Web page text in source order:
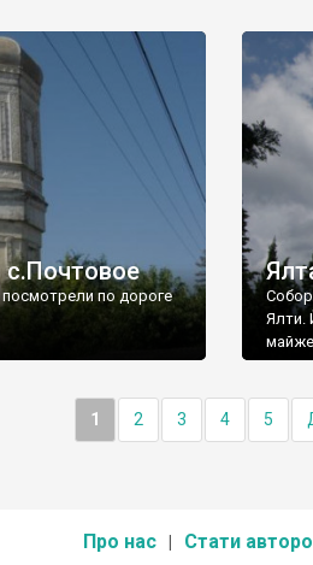
с.Почтовое
по дороге
Собор
Ялти.
майже
1 2 3 4 5
Про нас Стати